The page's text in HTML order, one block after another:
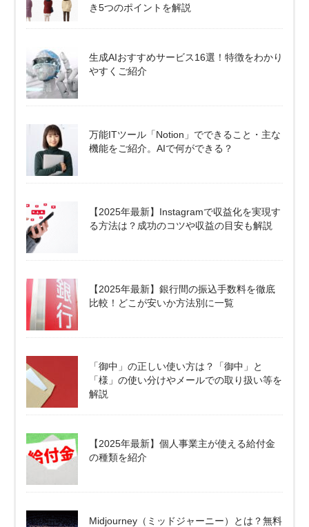
き5つのポイントを解説
生成AIおすすめサービス16選！特徴をわかり
やすくご紹介
万能ITツール「Notion」でできること・主な
機能をご紹介。AIで何ができる？
【2025年最新】Instagramで収益化を実現す
る方法は？成功のコツや収益の目安も解説
【2025年最新】銀行間の振込手数料を徹底
比較！どこが安いか方法別に一覧
「御中」の正しい使い方は？「御中」と
「様」の使い分けやメールでの取り扱い等を
解説
【2025年最新】個人事業主が使える給付金
の種類を紹介
Midjourney（ミッドジャーニー）とは？無料